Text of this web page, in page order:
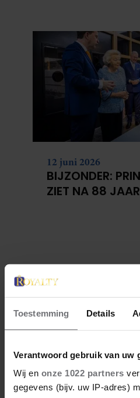
Toestemming Details
Verantwoord gebruik van uw
Wij en onze 1022 partners
gegevens (bijv. uw IP-adres)
12 juni 2026
BIJZONDER:
ZIET NA 88